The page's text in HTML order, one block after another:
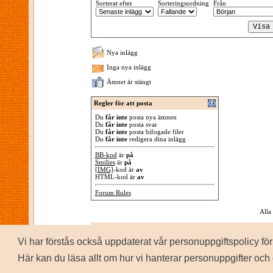
Vi har förstås också uppdaterat vår personuppgiftspolicy
Här kan du läsa allt om hur vi hanterar personuppgifter och
Sorterat efter
Sorteringsordning Från
Nya inlägg
Inga nya inlägg
Ämnet är stängt
Regler för att posta
Du får inteposta nya ämnen
Du får inteposta svar
Du får inteposta bifogade filer
Du får interedigera dina inlägg
BB-kod är på
Smiliesär på
[IMG]-kod är av
HTML-kod är av
Forum Rules
Alla